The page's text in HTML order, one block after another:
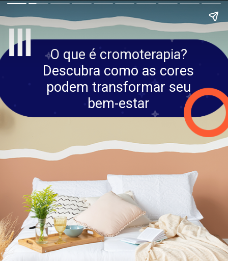
O que é cromoterapia?
Descubra como as cores
podem transformar seu
bem-estar